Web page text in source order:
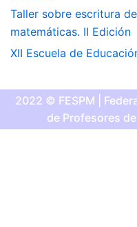
Taller sobre escritura
matemáticas. II Edición
XII Escuela de
2022 © FESPM |
de Profesores